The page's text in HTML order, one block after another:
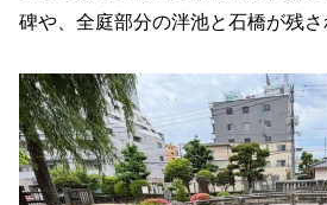
碑や、全庭部分の泮池と石橋が残さ